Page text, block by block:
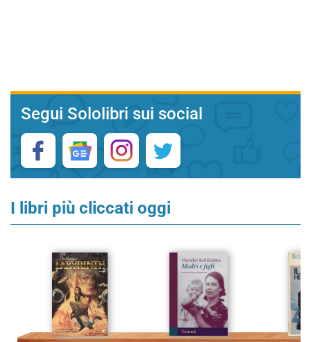
Segui Sololibri sui social
I libri più cliccati oggi